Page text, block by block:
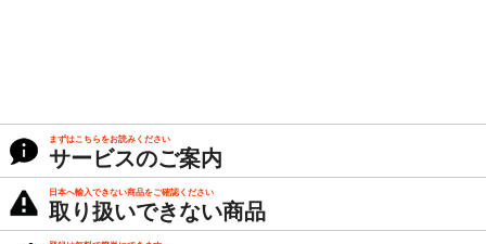
まずはこちらをお読みください
サービスのご案内
日本へ輸入できない商品をご確認ください
取り扱いできない商品